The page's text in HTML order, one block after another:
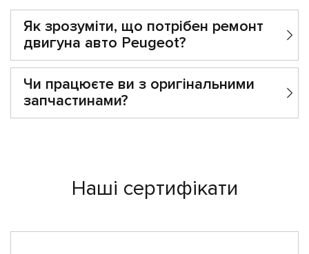
Як зрозуміти, що потрібен ремонт
двигуна авто Peugeot?
Чи працюєте ви з оригінальними
запчастинами?
Наші сертифікати